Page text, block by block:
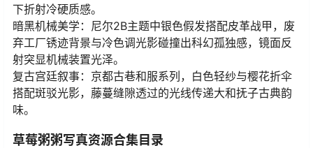
下折射冷硬质感。
暗黑机械美学：尼尔2B主题中银色假发搭配皮革战甲，废
弃工厂锈迹背景与冷色调光影碰撞出科幻孤独感，镜面反
射突显机械装置光泽。
复古宫廷叙事：京都古巷和服系列，白色轻纱与樱花折伞
搭配斑驳光影，藤蔓缝隙透过的光线传递大和抚子古典韵
味。
草莓粥粥写真资源合集目录